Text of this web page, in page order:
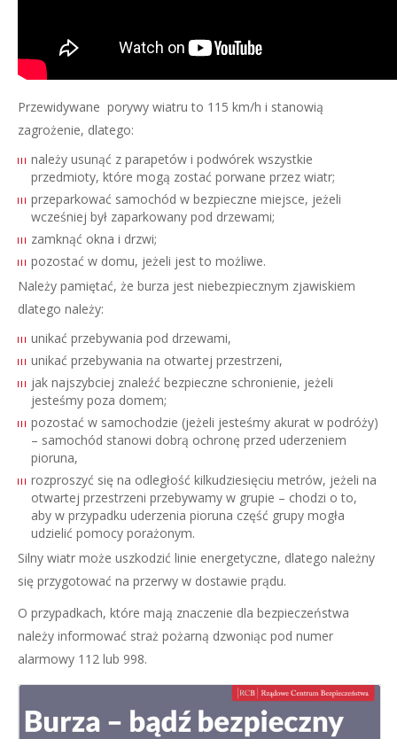
Przewidywane porywy wiatru to 115 km/h i stanowią
zagrożenie, dlatego:
należy usunąć z parapetów i podwórek wszystkie
przedmioty, które mogą zostać porwane przez wiatr;
przeparkować samochód w bezpieczne miejsce, jeżeli
wcześniej był zaparkowany pod drzewami;
zamknąć okna i drzwi;
pozostać w domu, jeżeli jest to możliwe.
Należy pamiętać, że burza jest niebezpiecznym zjawiskiem
dlatego należy:
unikać przebywania pod drzewami,
unikać przebywania na otwartej przestrzeni,
jak najszybciej znaleźć bezpieczne schronienie, jeżeli
jesteśmy poza domem;
pozostać w samochodzie (jeżeli jesteśmy akurat w podróży)
– samochód stanowi dobrą ochronę przed uderzeniem
pioruna,
rozproszyć się na odległość kilkudziesięciu metrów, jeżeli na
otwartej przestrzeni przebywamy w grupie – chodzi o to,
aby w przypadku uderzenia pioruna część grupy mogła
udzielić pomocy porażonym.
Silny wiatr może uszkodzić linie energetyczne, dlatego należny
się przygotować na przerwy w dostawie prądu.
O przypadkach, które mają znaczenie dla bezpieczeństwa
należy informować straż pożarną dzwoniąc pod numer
alarmowy 112 lub 998.